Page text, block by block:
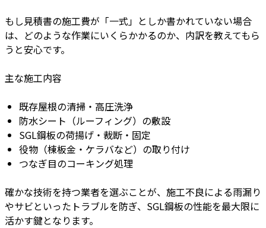
もし見積書の施工費が「一式」としか書かれていない場合
は、どのような作業にいくらかかるのか、内訳を教えてもら
うと安心です。
主な施工内容
既存屋根の清掃・高圧洗浄
防水シート（ルーフィング）の敷設
SGL鋼板の荷揚げ・裁断・固定
役物（棟板金・ケラバなど）の取り付け
つなぎ目のコーキング処理
確かな技術を持つ業者を選ぶことが、施工不良による雨漏り
やサビといったトラブルを防ぎ、SGL鋼板の性能を最大限に
活かす鍵となります。